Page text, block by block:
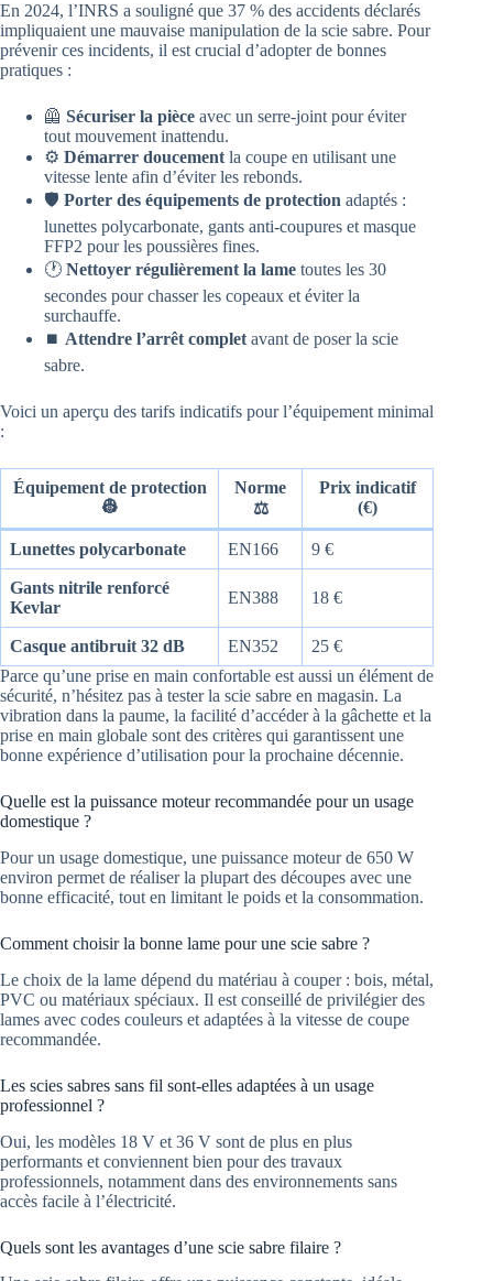
En 2024, l’INRS a souligné que 37 % des accidents déclarés
impliquaient une mauvaise manipulation de la scie sabre. Pour
prévenir ces incidents, il est crucial d’adopter de bonnes
pratiques :
🦺 Sécuriser la pièce avec un serre-joint pour éviter
tout mouvement inattendu.
⚙️ Démarrer doucement la coupe en utilisant une
vitesse lente afin d’éviter les rebonds.
🛡️ Porter des équipements de protection adaptés :
lunettes polycarbonate, gants anti-coupures et masque
FFP2 pour les poussières fines.
🕐 Nettoyer régulièrement la lame toutes les 30
secondes pour chasser les copeaux et éviter la
surchauffe.
⏹️ Attendre l’arrêt complet avant de poser la scie
sabre.
Voici un aperçu des tarifs indicatifs pour l’équipement minimal
:
Équipement de protection
👷
Norme
⚖️
Prix indicatif
(€)
Lunettes polycarbonate EN166 9 €
Gants nitrile renforcé
Kevlar
EN388 18 €
Casque antibruit 32 dB EN352
25 €
Parce qu’une prise en main confortable est aussi un élément de
sécurité, n’hésitez pas à tester la scie sabre en magasin. La
vibration dans la paume, la facilité d’accéder à la gâchette et la
prise en main globale sont des critères qui garantissent une
bonne expérience d’utilisation pour la prochaine décennie.
Quelle est la puissance moteur recommandée pour un usage
domestique ?
Pour un usage domestique, une puissance moteur de 650 W
environ permet de réaliser la plupart des découpes avec une
bonne efficacité, tout en limitant le poids et la consommation.
Comment choisir la bonne lame pour une scie sabre ?
Le choix de la lame dépend du matériau à couper : bois, métal,
PVC ou matériaux spéciaux. Il est conseillé de privilégier des
lames avec codes couleurs et adaptées à la vitesse de coupe
recommandée.
Les scies sabres sans fil sont-elles adaptées à un usage
professionnel ?
Oui, les modèles 18 V et 36 V sont de plus en plus
performants et conviennent bien pour des travaux
professionnels, notamment dans des environnements sans
accès facile à l’électricité.
Quels sont les avantages d’une scie sabre filaire ?